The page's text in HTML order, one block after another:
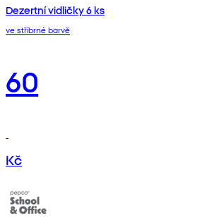
Dezertní vidličky 6 ks
ve stříbrné barvě
60
Kč